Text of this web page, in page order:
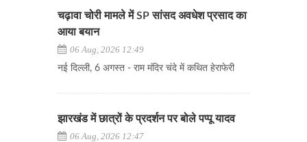
चढ़ावा चोरी मामले में SP सांसद अवधेश प्रसाद का
आया बयान
06 Aug, 2026 12:49
नई दिल्ली, 6 अगस्त - राम मंदिर चंदे में कथित हेराफेरी
झारखंड में छात्रों के प्रदर्शन पर बोले पप्पू यादव
06 Aug, 2026 12:47